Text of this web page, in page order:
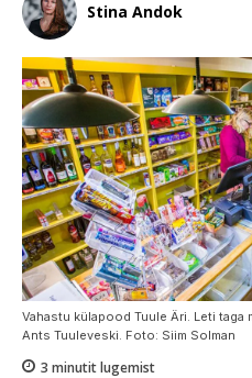
Stina Andok
Vahastu külapood Tuule Äri. Leti
Ants Tuuleveski. Foto: Siim Solman
3 minutit lugemist